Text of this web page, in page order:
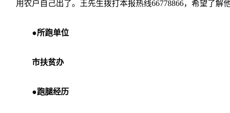
用农户自己出了。王先生拨打本报热线66778866，希望了解
●所跑单位
市扶贫办
●跑腿经历